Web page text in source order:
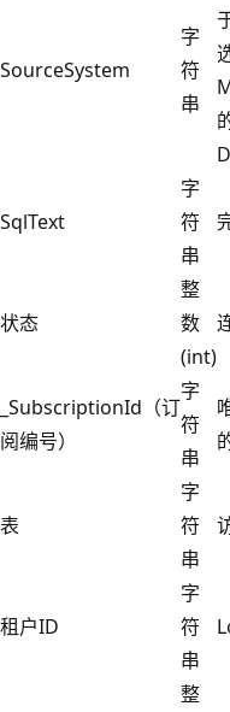
SourceSystem
字
符
串
SqlText
字
符
串
状态
整
数
(int)
_SubscriptionId（订
阅编号）
字
符
串
表
字
符
串
租户ID
字
符
串
整